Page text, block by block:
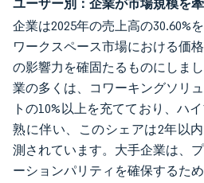
ユーザー別：企業が市場規模を牽
企業は2025年の売上高の30.60%
ワークスペース市場における価
の影響力を確固たるものにしま
業の多くは、コワーキングソリ
トの10%以上を充てており、ハ
熟に伴い、このシェアは2年以
測されています。大手企業は、
ーションパリティを確保するた